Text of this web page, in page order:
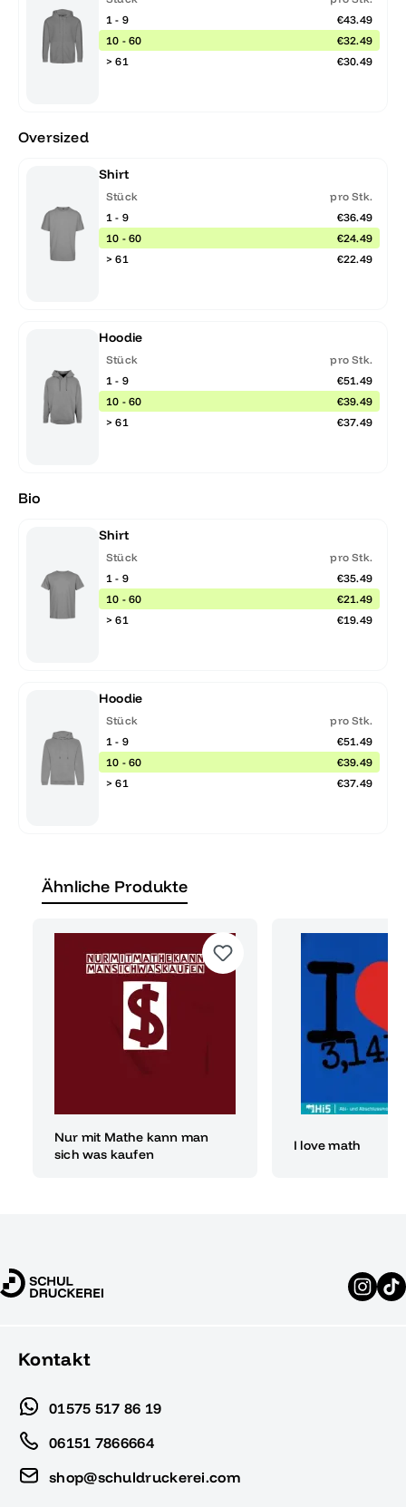
1 - 9
€43.49
10 - 60
€32.49
> 61
€30.49
Oversized
Shirt
Stück
pro Stk.
1 - 9
€36.49
10 - 60
€24.49
> 61
€22.49
Hoodie
Stück
pro Stk.
1 - 9
€51.49
10 - 60
€39.49
> 61
€37.49
Bio
Shirt
Stück
pro Stk.
1 - 9
€35.49
10 - 60
€21.49
> 61
€19.49
Hoodie
Stück
pro Stk.
1 - 9
€51.49
10 - 60
€39.49
> 61
€37.49
Ähnliche Produkte
Nur mit Mathe kann man
sich was kaufen
I love math
Kontakt
01575 517 86 19
06151 7866664
shop@schuldruckerei.com